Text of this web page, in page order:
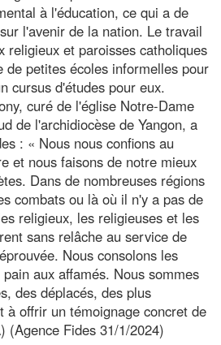
à l'éducation, ce qui a de
l'avenir de la nation. Le travail
religieux et paroisses catholiques
de petites écoles informelles pour
cursus d'études pour eux.
curé de l'église Notre-Dame
de l'archidiocèse de Yangon, a
: « Nous nous confions au
et nous faisons de notre mieux
Dans de nombreuses régions
combats ou là où il n'y a pas de
religieux, les religieuses et les
sans relâche au service de
Nous consolons les
aux affamés. Nous sommes
des déplacés, des plus
à offrir un témoignage concret de
(Agence Fides 31/1/2024)